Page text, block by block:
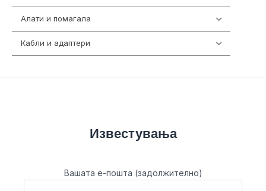
Алати и помагала
Кабли и адаптери
Известувања
Вашата е-пошта (задолжително)